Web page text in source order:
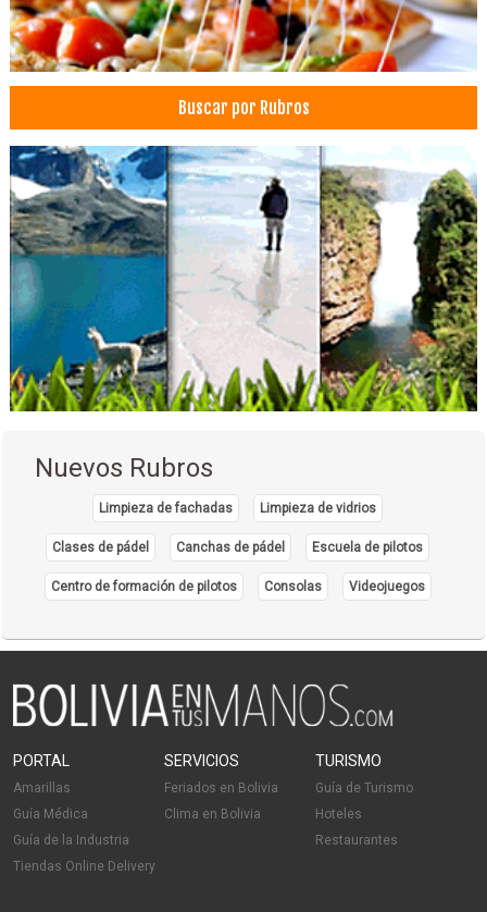
Odontología
Clínica Dental
Buscar por Rubros
Nuevos Rubros
Limpieza de fachadas Limpieza de vidrios
Clases de pádel Canchas de pádel Escuela de pilotos
Centro de formación de pilotos Consolas Videojuegos
PORTAL
Amarillas
Guía Médica
Guía de la Industria
Tiendas Online Delivery
SERVICIOS
Feriados en Bolivia
Clima en Bolivia
TURISMO
Guía de Turismo
Hoteles
Restaurantes